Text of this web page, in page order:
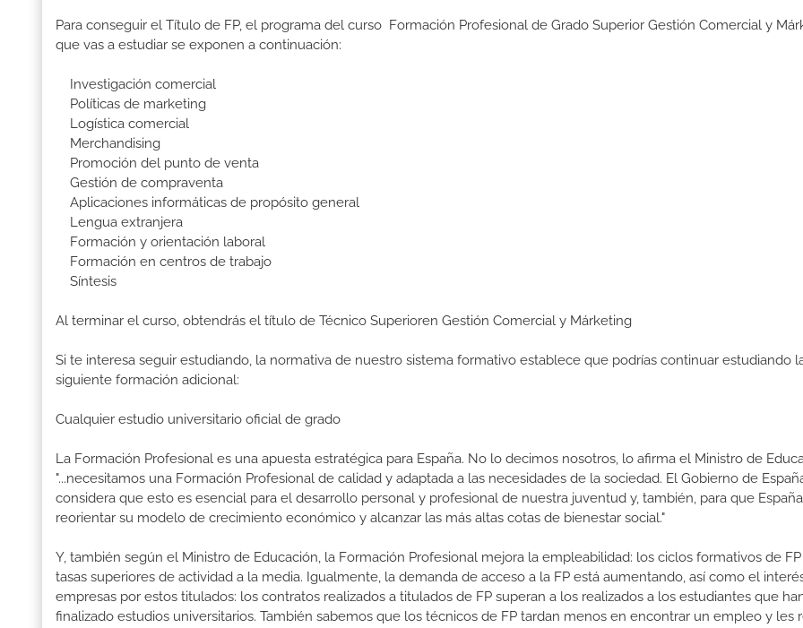
Para conseguir el Título de FP, el programa del curso Formación Profesional de Grado Superior Gestión Comercial y
que vas a estudiar se exponen a continuación:
Investigación comercial
Políticas de marketing
Logística comercial
Merchandising
Promoción del punto de venta
Gestión de compraventa
Aplicaciones informáticas de propósito general
Lengua extranjera
Formación y orientación laboral
Formación en centros de trabajo
Síntesis
Al terminar el curso, obtendrás el título de Técnico Superioren Gestión Comercial y Márketing
Si te interesa seguir estudiando, la normativa de nuestro sistema formativo establece que podrías continuar estudiando
siguiente formación adicional:
Cualquier estudio universitario oficial de grado
La Formación Profesional es una apuesta estratégica para España. No lo decimos nosotros, lo afirma el Ministro de
"...necesitamos una Formación Profesional de calidad y adaptada a las necesidades de la sociedad. El Gobierno de
considera que esto es esencial para el desarrollo personal y profesional de nuestra juventud y, también, para que
reorientar su modelo de crecimiento económico y alcanzar las más altas cotas de bienestar social."
Y, también según el Ministro de Educación, la Formación Profesional mejora la empleabilidad: los ciclos formativos de
tasas superiores de actividad a la media. Igualmente, la demanda de acceso a la FP está aumentando, así como el
empresas por estos titulados: los contratos realizados a titulados de FP superan a los realizados a los estudiantes que
finalizado estudios universitarios. También sabemos que los técnicos de FP tardan menos en encontrar un empleo y les